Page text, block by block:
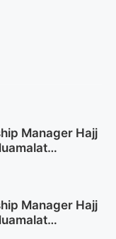
Manager Hajj
Manager Hajj